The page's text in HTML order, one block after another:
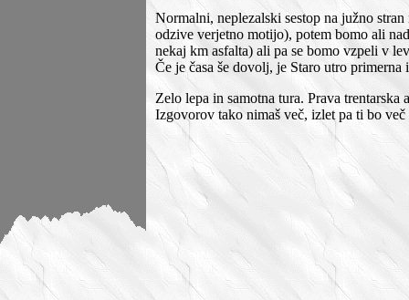
Normalni, neplezalski sestop na južno
odzive verjetno motijo), potem bomo ali
nekaj km asfalta) ali pa se bomo vzpeli v
Če je časa še dovolj, je Staro utro
Zelo lepa in samotna tura. Prava
Izgovorov tako nimaš več, izlet pa ti bo